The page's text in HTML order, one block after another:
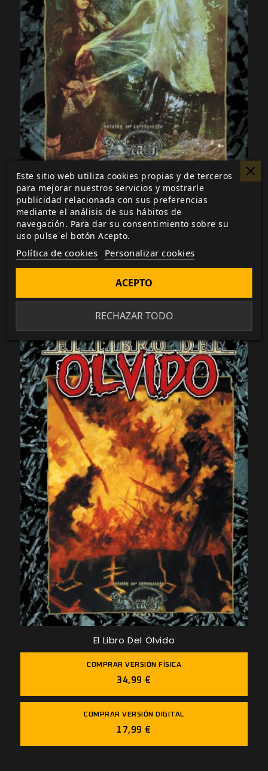
Manual Para Los Difuntos Recientes
COMPRAR VERSIÓN FÍSICA
9,99 €
COMPRAR VERSIÓN DIGITAL
El Libro Del Olvido
COMPRAR VERSIÓN FÍSICA
34,99 €
COMPRAR VERSIÓN DIGITAL
17,99 €
Este sitio web utiliza cookies propias y de terceros
para mejorar nuestros servicios y mostrarle
publicidad relacionada con sus preferencias
mediante el análisis de sus hábitos de
navegación. Para dar su consentimiento sobre su
uso pulse el botón Acepto.
Política de cookies Personalizar cookies
RECHAZAR TODO
ACEPTO